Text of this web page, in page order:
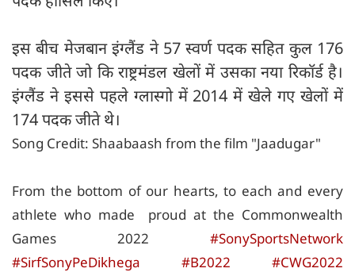
इस बीच मेजबान इंग्लैंड ने 57 स्वर्ण पदक सहित कुल 176
पदक जीते जो कि राष्ट्रमंडल खेलों में उसका नया रिकॉर्ड है।
इंग्लैंड ने इससे पहले ग्लास्गो में 2014 में खेले गए खेलों में
174 पदक जीते थे।
Song Credit: Shaabaash from the film "Jaadugar"
From the bottom of our hearts, to each and every
athlete who made proud at the Commonwealth
Games 2022 #SonySportsNetwork
#SirfSonyPeDikhega
#B2022
#CWG2022